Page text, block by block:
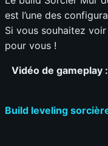
est l’une des
Si vous souhaitez
pour vous !
Vidéo de gameplay :
Build leveling